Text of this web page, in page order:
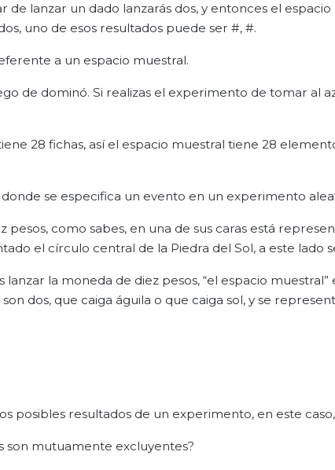
lanzar un dado lanzarás dos, y entonces el
uno de esos resultados puede ser #, #.
a un espacio muestral.
de dominó. Si realizas el experimento de tomar al
28 fichas, así el espacio muestral tiene 28
se especifica un evento en un experimento
como sabes, en una de sus caras está
el círculo central de la Piedra del Sol, a este lado
lanzar la moneda de diez pesos, “el espacio
dos, que caiga águila o que caiga sol, y se
posibles resultados de un experimento, en este
son mutuamente excluyentes?